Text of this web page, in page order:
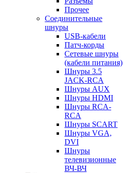
Прочее
Соединительные
шнуры
USB-кабели
Патч-корды
Сетевые шнуры
(кабели питания)
Шнуры 3.5
JACK-RCA
Шнуры AUX
Шнуры HDMI
Шнуры RCA-
RCA
Шнуры SCART
Шнуры VGA,
DVI
Шнуры
телевизионные
ВЧ-ВЧ